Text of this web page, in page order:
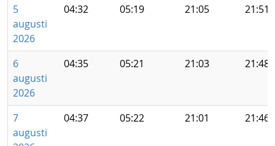
5
augusti
2026
04:32 05:19 21:05 21:51
6
augusti
2026
04:35 05:21 21:03 21:48
7
augusti
04:37 05:22 21:01 21:46